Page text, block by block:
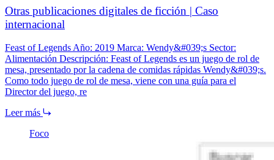
Otras publicaciones digitales de ficción | Caso
internacional
Feast of Legends Año: 2019 Marca: Wendy&#039;s Sector:
Alimentación Descripción: Feast of Legends es un juego de rol de
mesa, presentado por la cadena de comidas rápidas Wendy&#039;s.
Como todo juego de rol de mesa, viene con una guía para el
Director del juego, re
Leer más
Foco